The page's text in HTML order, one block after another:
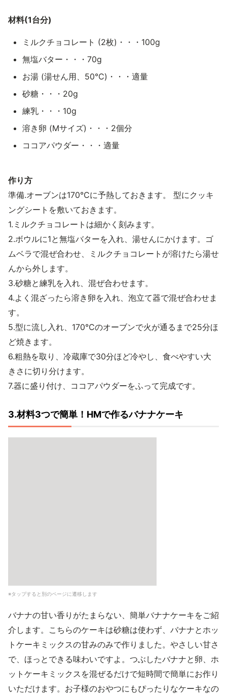
材料(1台分)
ミルクチョコレート (2枚)・・・100g
無塩バター・・・70g
お湯 (湯せん用、50℃)・・・適量
砂糖・・・20g
練乳・・・10g
溶き卵 (Mサイズ)・・・2個分
ココアパウダー・・・適量
作り方
準備.オーブンは170℃に予熱しておきます。 型にクッキ
ングシートを敷いておきます。
1.ミルクチョコレートは細かく刻みます。
2.ボウルに1と無塩バターを入れ、湯せんにかけます。ゴ
ムベラで混ぜ合わせ、ミルクチョコレートが溶けたら湯せ
んから外します。
3.砂糖と練乳を入れ、混ぜ合わせます。
4.よく混ざったら溶き卵を入れ、泡立て器で混ぜ合わせま
す。
5.型に流し入れ、170℃のオーブンで火が通るまで25分ほ
ど焼きます。
6.粗熱を取り、冷蔵庫で30分ほど冷やし、食べやすい大
きさに切り分けます。
7.器に盛り付け、ココアパウダーをふって完成です。
3.材料3つで簡単！HMで作るバナナケーキ
※タップすると別のページに遷移します
バナナの甘い香りがたまらない、簡単バナナケーキをご紹
介します。こちらのケーキは砂糖は使わず、バナナとホッ
トケーキミックスの甘みのみで作りました。やさしい甘さ
で、ほっとできる味わいですよ。つぶしたバナナと卵、ホ
ットケーキミックスを混ぜるだけで短時間で簡単にお作り
いただけます。お子様のおやつにもぴったりなケーキなの